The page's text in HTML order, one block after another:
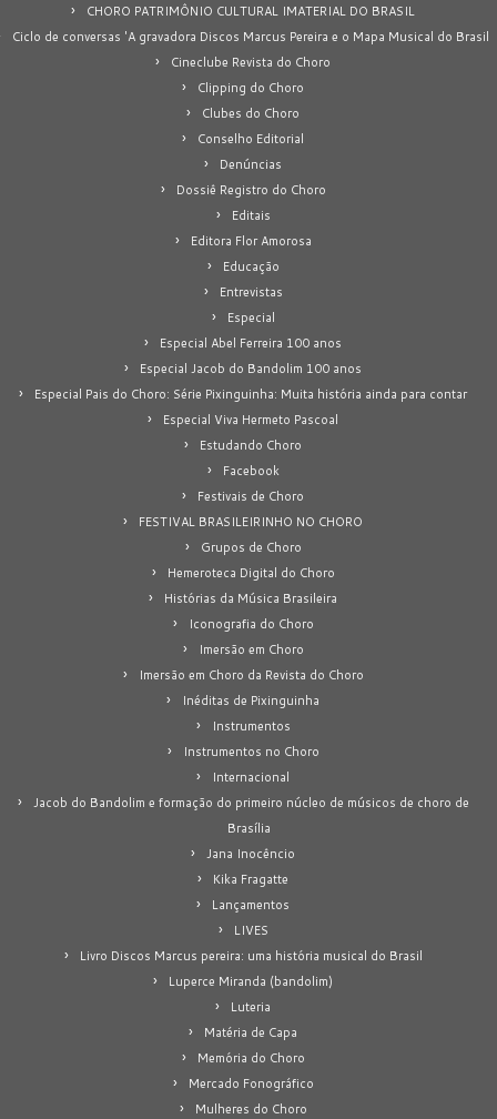
CHORO PATRIMÔNIO CULTURAL IMATERIAL DO BRASIL
Ciclo de conversas 'A gravadora Discos Marcus Pereira e o Mapa Musical do Brasil
Cineclube Revista do Choro
Clipping do Choro
Clubes do Choro
Conselho Editorial
Denúncias
Dossiê Registro do Choro
Editais
Editora Flor Amorosa
Educação
Entrevistas
Especial
Especial Abel Ferreira 100 anos
Especial Jacob do Bandolim 100 anos
Especial Pais do Choro: Série Pixinguinha: Muita história ainda para contar
Especial Viva Hermeto Pascoal
Estudando Choro
Facebook
Festivais de Choro
FESTIVAL BRASILEIRINHO NO CHORO
Grupos de Choro
Hemeroteca Digital do Choro
Histórias da Música Brasileira
Iconografia do Choro
Imersão em Choro
Imersão em Choro da Revista do Choro
Inéditas de Pixinguinha
Instrumentos
Instrumentos no Choro
Internacional
Jacob do Bandolim e formação do primeiro núcleo de músicos de choro de
Brasília
Jana Inocêncio
Kika Fragatte
Lançamentos
LIVES
Livro Discos Marcus pereira: uma história musical do Brasil
Luperce Miranda (bandolim)
Luteria
Matéria de Capa
Memória do Choro
Mercado Fonográfico
Mulheres do Choro